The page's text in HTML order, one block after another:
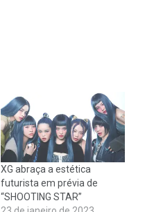
XG abraça a estética
futurista em prévia de
“SHOOTING STAR”